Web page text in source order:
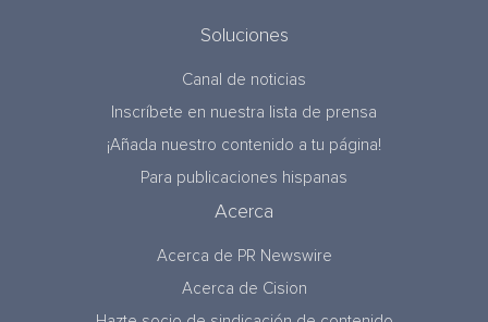
Soluciones
Canal de noticias
Inscríbete en nuestra lista de prensa
¡Añada nuestro contenido a tu página!
Para publicaciones hispanas
Acerca
Acerca de PR Newswire
Acerca de Cision